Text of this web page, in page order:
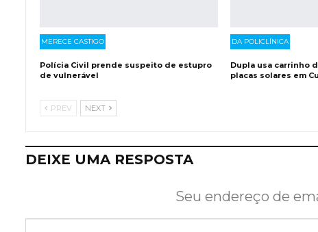
MERECE CASTIGO
Polícia Civil prende suspeito de estupro
de vulnerável
DA POLICLÍNICA
Dupla usa carrinho
placas solares em
PREV NEXT
DEIXE UMA RESPOSTA
Seu endereço de